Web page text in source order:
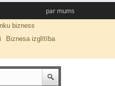
par mums
bizness
Biznesa izglītība